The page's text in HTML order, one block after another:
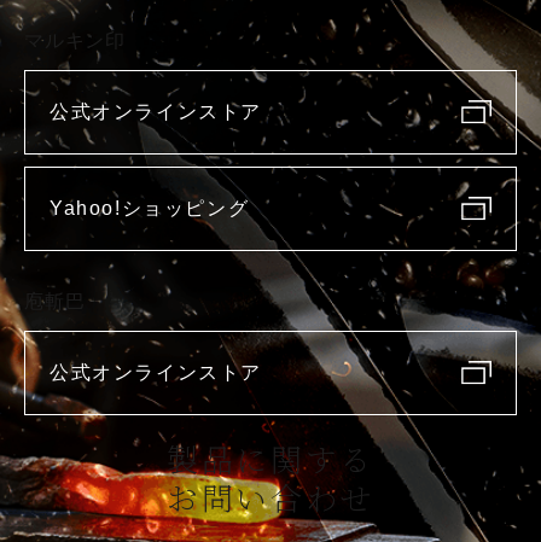
マルキン印
公式オンラインストア
Yahoo!ショッピング
庖斬巴
公式オンラインストア
製品に関する
お問い合わせ